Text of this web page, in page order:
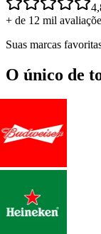
+ de 12 mil
Suas marcas
O único de